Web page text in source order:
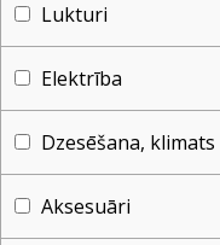
Lukturi
Elektrība
Dzesēšana, klimats
Aksesuāri